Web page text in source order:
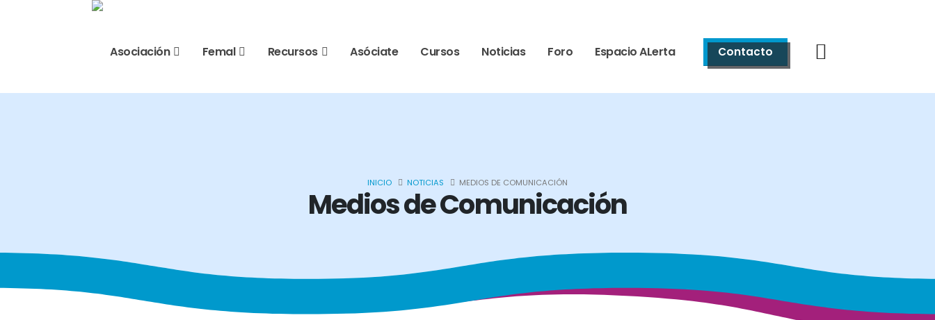
Asociación Femal Recursos Asóciate Cursos Noticias Foro Espacio ALerta Contacto
INICIO NOTICIAS MEDIOS DE COMUNICACIÓN
Medios de Comunicación